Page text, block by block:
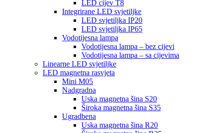
LED cijev T8
Integrirane LED svjetiljke
LED svjetiljka IP20
LED svjetiljka IP65
Vodotijesna lampa
Vodotijesna lampa – bez cijevi
Vodotijesna lampa – sa cijevima
Linearne LED svjetiljke
LED magnetna rasvjeta
Mini M05
Nadgradna
Uska magnetna šina S20
Široka magnetna šina S35
Ugradbena
Uska magnetna šina R20